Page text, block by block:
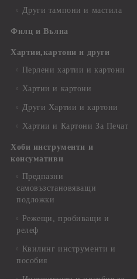
Други тампони и мастила
Филц и Вълна
Хартии,картони и други
Перлени хартии и картони
Хартии и картони
Други Хартии и картони
Хартии и Картони За Печат
Хоби инструменти и
консумативи
Предпазни
самовъзстановяващи
подложки
Режещи, пробиващи и
релеф
Квилинг инструменти и
пособия